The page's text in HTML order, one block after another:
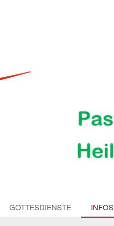
GOTTESDIENSTE INFOS